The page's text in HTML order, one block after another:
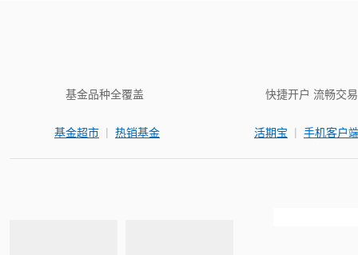
基金品种全覆盖
基金超市 | 热销基金
快捷开户 流畅交易
活期宝 | 手机客户